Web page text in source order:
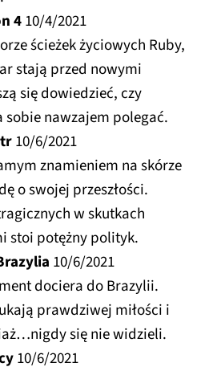
410/4/2021
ścieżek życiowych Ruby,
stają przed nowymi
się dowiedzieć, czy
nawzajem polegać.
10/6/2021
znamieniem na skórze
o swojej przeszłości.
w skutkach
stoi potężny polityk.
10/6/2021
dociera do Brazylii.
prawdziwej miłości i
się nie widzieli.
10/6/2021